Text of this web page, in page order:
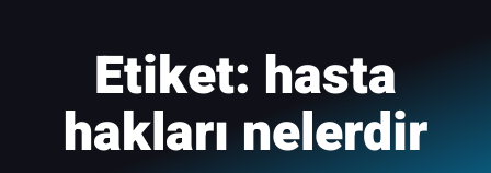
Etiket: hasta
hakları nelerdir